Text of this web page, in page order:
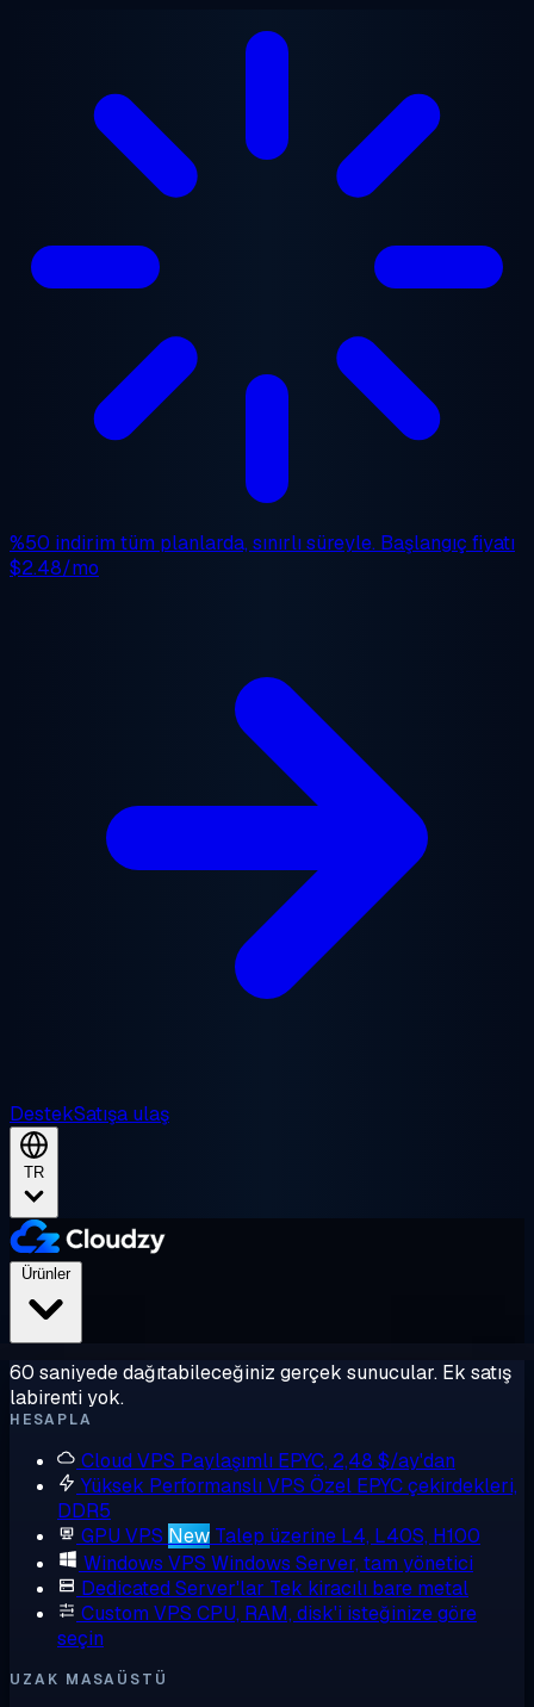
%50 indirim tüm planlarda, sınırlı süreyle. Başlangıç fiyatı
$2.48/mo
DestekSatışa ulaş
TR
Ürünler
60 saniyede dağıtabileceğiniz gerçek sunucular. Ek satış
labirenti yok.
HESAPLA
Cloud VPS Paylaşımlı EPYC, 2,48 $/ay'dan
Yüksek Performanslı VPS Özel EPYC çekirdekleri,
DDR5
GPU VPS New Talep üzerine L4, L40S, H100
Windows VPS Windows Server, tam yönetici
Dedicated Server'lar Tek kiracılı bare metal
Custom VPS CPU, RAM, disk'i isteğinize göre
seçin
UZAK MASAÜSTÜ